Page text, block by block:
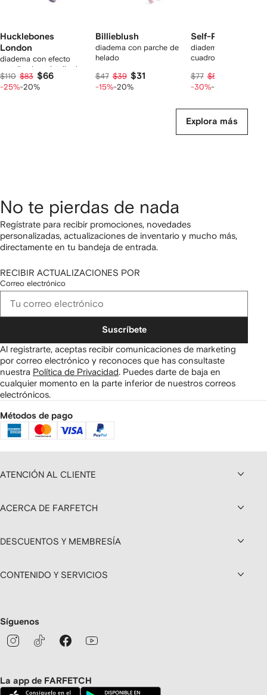
Hucklebones
London
diadema con efecto
metalizado y detalle de
moño
$110 $83 $66
-25%-20%
Billieblush
diadema con parche de
helado
$47 $39 $31
-15%-20%
Self-Portrait Kids
diadema con motivo
cuadros y moño
$77 $55
-30%-20%
Explora más
No te pierdas de nada
Regístrate para recibir promociones, novedades
personalizadas, actualizaciones de inventario y mucho más,
directamente en tu bandeja de entrada.
RECIBIR ACTUALIZACIONES POR
Correo electrónico
Suscríbete
Al registrarte, aceptas recibir comunicaciones de marketing
por correo electrónico y reconoces que has consultaste
nuestra Política de Privacidad Puedes darte de baja en
cualquier momento en la parte inferior de nuestros correos
electrónicos.
Métodos de pago
ATENCIÓN AL CLIENTE
ACERCA DE FARFETCH
DESCUENTOS Y MEMBRESÍA
CONTENIDO Y SERVICIOS
Síguenos
La app de FARFETCH